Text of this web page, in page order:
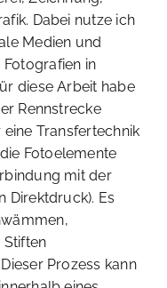
Dabei nutze ich
Medien und
in
diese Arbeit habe
Rennstrecke
Transfertechnik
Fotoelemente
mit der
Direktdruck). Es
Prozess kann